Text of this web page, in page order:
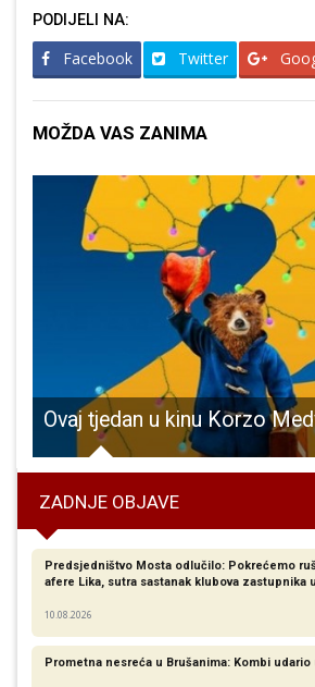
PODIJELI NA:
Facebook Twitter
MOŽDA VAS ZANIMA
ZADNJE OBJAVE
Predsjedništvo Mosta odlučilo: Pokrećemo
afere Lika, sutra sastanak klubova zastupnika
10.08.2026
Prometna nesreća u Brušanima: Kombi udario